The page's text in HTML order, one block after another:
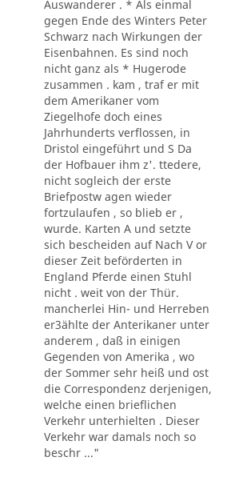
Auswanderer . * Als einmal
gegen Ende des Winters Peter
Schwarz nach Wirkungen der
Eisenbahnen. Es sind noch
nicht ganz als * Hugerode
zusammen . kam , traf er mit
dem Amerikaner vom
Ziegelhofe doch eines
Jahrhunderts verflossen, in
Dristol eingeführt und S Da
der Hofbauer ihm z'. ttedere,
nicht sogleich der erste
Briefpostw agen wieder
fortzulaufen , so blieb er ,
wurde. Karten A und setzte
sich bescheiden auf Nach V or
dieser Zeit beförderten in
England Pferde einen Stuhl
nicht . weit von der Thür.
mancherlei Hin- und Herreben
er3ählte der Anterikaner unter
anderem , daß in einigen
Gegenden von Amerika , wo
der Sommer sehr heiß und ost
die Correspondenz derjenigen,
welche einen brieflichen
Verkehr unterhielten . Dieser
Verkehr war damals noch so
beschr ..."